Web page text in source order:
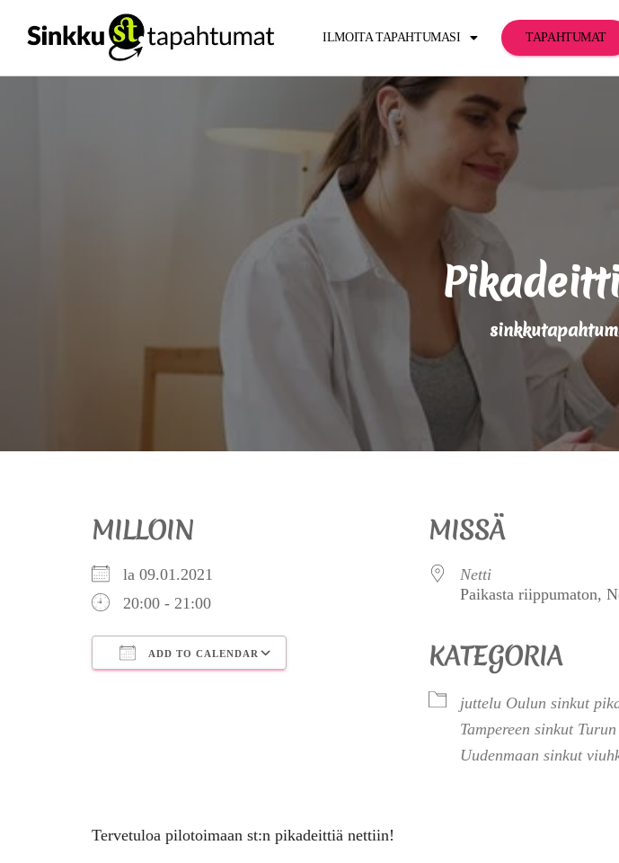
ILMOITA TAPAHTUMASI TAPAHTUMAT
MILLOIN
la 09.01.2021
20:00 - 21:00
ADD TO CALENDAR
MISSÄ
Netti
Paikasta riippumaton,
KATEGORIA
juttelu Oulun sinkut
Tampereen sinkut
Uudenmaan sinkut
Tervetuloa pilotoimaan st:n pikadeittiä nettiin!